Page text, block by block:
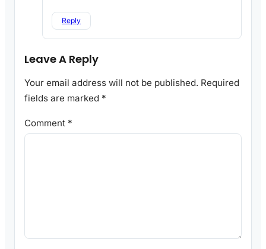
Reply
Leave A Reply
Your email address will not be published. Required
fields are marked *
Comment *